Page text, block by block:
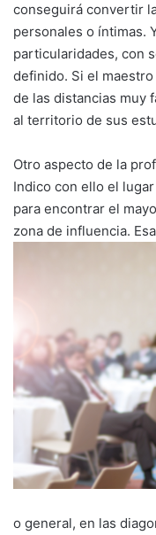
conseguirá convertir
personales o íntimas.
particularidades, con
definido. Si el
de las distancias muy
al territorio de sus
Otro aspecto de la
Indico con ello el
para encontrar el
zona de influencia.
o general, en las